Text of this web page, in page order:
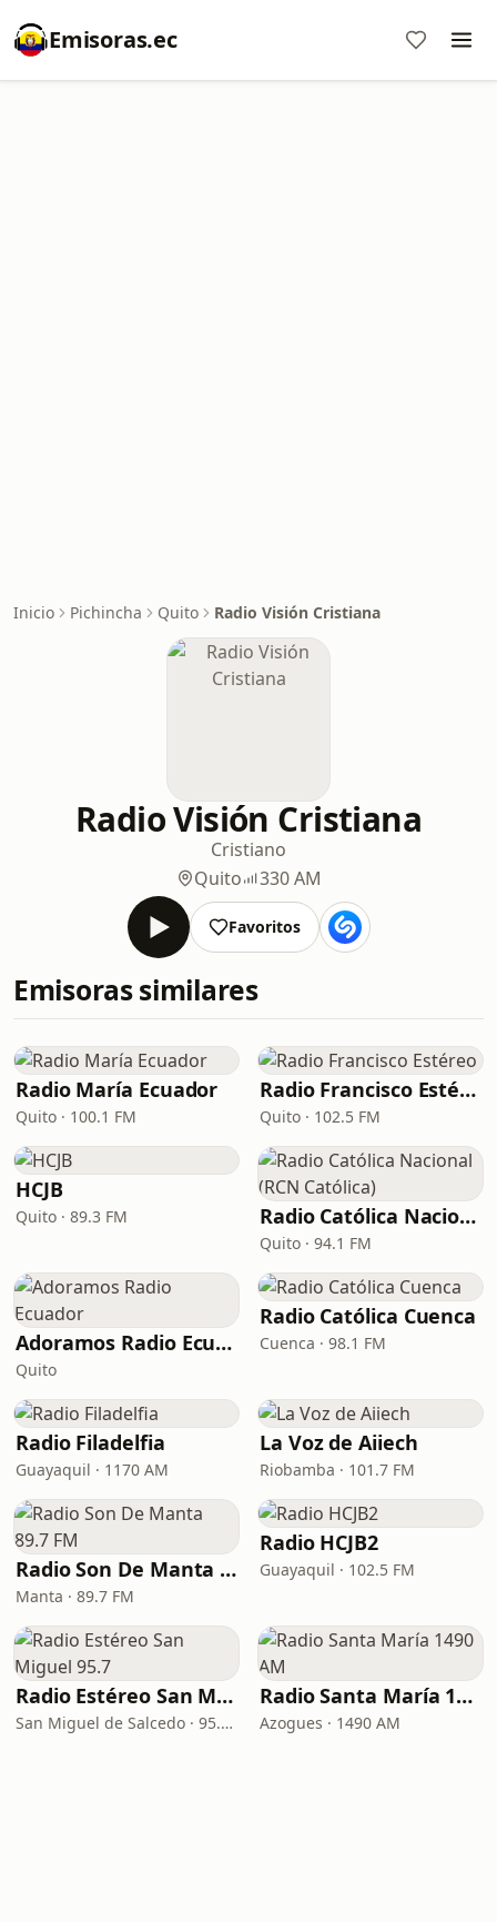
Emisoras.ec
Inicio Pichincha Quito Radio Visión Cristiana
Radio Visión Cristiana
Cristiano
Quito
330 AM
Favoritos
Emisoras similares
Radio María Ecuador
Quito · 100.1 FM
Radio Francisco Estéreo
Quito · 102.5 FM
HCJB
Quito · 89.3 FM Radio Católica Nacional (RCN Católica)
Quito · 94.1 FM
Adoramos Radio Ecuador
Quito
Radio Católica Cuenca
Cuenca · 98.1 FM
Radio Filadelfia
Guayaquil · 1170 AM
La Voz de Aiiech
Riobamba · 101.7 FM
Radio Son De Manta 89.7 FM
Manta · 89.7 FM
Radio HCJB2
Guayaquil · 102.5 FM
Radio Estéreo San Miguel 95.7
San Miguel de Salcedo · 95.7 FM
Radio Santa María 1490 AM
Azogues · 1490 AM